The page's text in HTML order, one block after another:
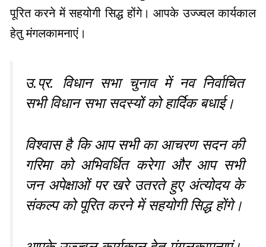
पूरित करने में सहयोगी सिद्ध होंगे। आपके उज्ज्वल कार्यकाल
हेतु मंगलकामनाएं।
उ.प्र. विधान सभा चुनाव में नव निर्वाचित
सभी विधान सभा सदस्यों को हार्दिक बधाई।
विश्वास है कि आप सभी का आचरण सदन की
गरिमा को अभिवर्धित करेगा और आप सभी
जन अपेक्षाओं पर खरे उतरते हुए अंत्योदय के
संकल्प को पूरित करने में सहयोगी सिद्ध होंगे।